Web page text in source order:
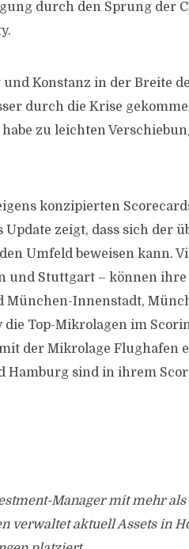
durch den Sprung der
Konstanz in der Breite
durch die Krise
zu leichten
konzipierten
zeigt, dass sich der
Umfeld beweisen kann.
und Stuttgart – können
München-Innenstadt,
Top-Mikrolagen im
der Mikrolage Flughafen
Hamburg sind in ihrem
Manager mit mehr
verwaltet aktuell Assets in